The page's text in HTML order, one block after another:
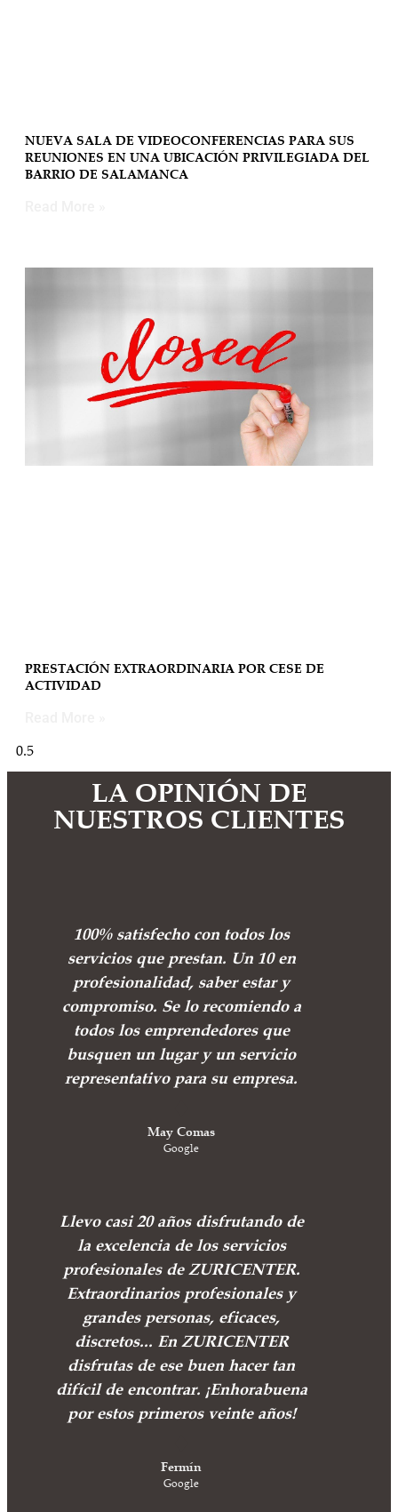
NUEVA SALA DE VIDEOCONFERENCIAS PARA SUS
REUNIONES EN UNA UBICACIÓN PRIVILEGIADA DEL
BARRIO DE SALAMANCA
PRESTACIÓN EXTRAORDINARIA POR CESE DE
ACTIVIDAD
LA OPINIÓN DE
NUESTROS CLIENTES
100% satisfecho con todos los
servicios que prestan. Un 10 en
profesionalidad, saber estar y
compromiso. Se lo recomiendo a
todos los emprendedores que
busquen un lugar y un servicio
representativo para su empresa.
May Comas
Google
Llevo casi 20 años disfrutando de
la excelencia de los servicios
profesionales de ZURICENTER.
Extraordinarios profesionales y
grandes personas, eficaces,
discretos... En ZURICENTER
disfrutas de ese buen hacer tan
difícil de encontrar. ¡Enhorabuena
por estos primeros veinte años!
Fermín
Google